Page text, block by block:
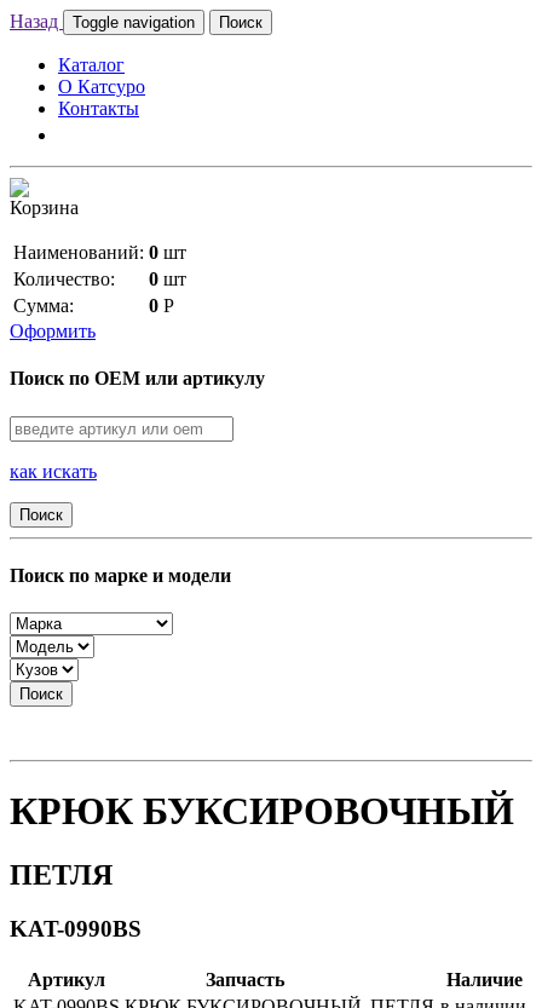
Назад Toggle navigation Поиск
Каталог
О Катсуро
Контакты
Корзина
Наименований: 0 шт
Количество:
0 шт
Сумма:
0 Р
Оформить
Поиск по OEM или артикулу
как искать
Поиск
Поиск по марке и модели
Поиск
КРЮК БУКСИРОВОЧНЫЙ
ПЕТЛЯ
KAT-0990BS
Артикул Запчасть
Наличие